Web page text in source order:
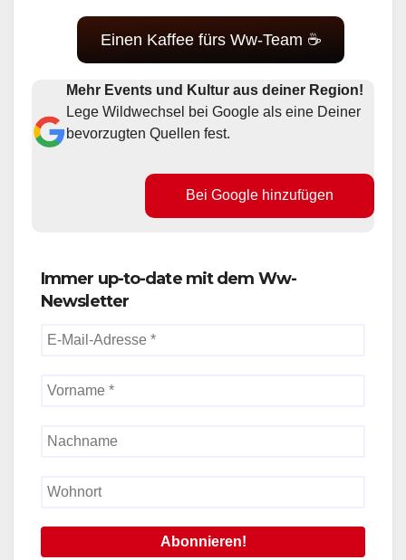
Einen Kaffee fürs Ww-Team ☕
Mehr Events und Kultur aus deiner Region!
Lege Wildwechsel bei Google als eine Deiner
bevorzugten Quellen fest.
Bei Google hinzufügen
Immer up-to-date mit dem Ww-
Newsletter